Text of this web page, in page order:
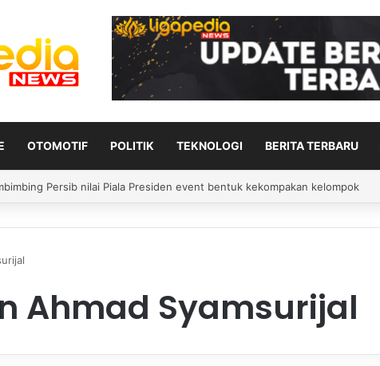
OTOMOTIF POLITIK TEKNOLOGI BERITA TERBARU
pilih fokus tingkatkan performa laga demi laga di MSC EWC 2026
Ahmad Syamsurijal